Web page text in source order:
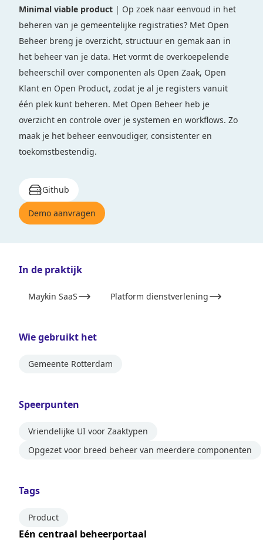
Minimal viable product | Op zoek naar eenvoud in het
beheren van je gemeentelijke registraties? Met Open
Beheer breng je overzicht, structuur en gemak aan in
het beheer van je data. Het vormt de overkoepelende
beheerschil over componenten als Open Zaak, Open
Klant en Open Product, zodat je al je registers vanuit
één plek kunt beheren. Met Open Beheer heb je
overzicht en controle over je systemen en workflows. Zo
maak je het beheer eenvoudiger, consistenter en
toekomstbestendig.
Github
Demo aanvragen
Eén centraal beheerportaal
In de praktijk
Maykin SaaS Platform dienstverlening
Wie gebruikt het
Gemeente Rotterdam
Speerpunten
Vriendelijke UI voor Zaaktypen
Opgezet voor breed beheer van meerdere componenten
Tags
Product